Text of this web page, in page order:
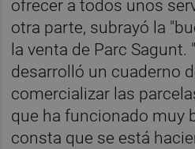
ofrecer a todos unos
otra parte, subrayó la
la venta de Parc Sagunt.
desarrolló un cuaderno
comercializar las
que ha funcionado muy
consta que se está